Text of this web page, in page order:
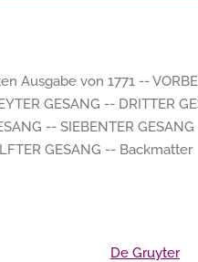
Ausgabe von 1771 --
GESANG -- DRITTER
-- SIEBENTER
GESANG -- Backmatter
De Gruyter